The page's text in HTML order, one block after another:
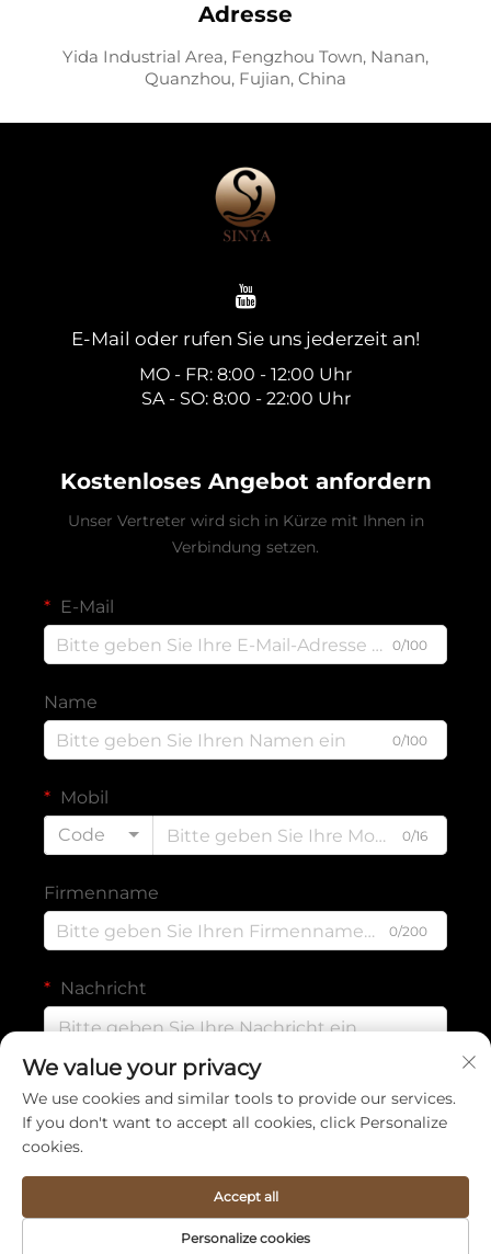
Adresse
Yida Industrial Area, Fengzhou Town, Nanan,
Quanzhou, Fujian, China
E-Mail oder rufen Sie uns jederzeit an!
MO - FR: 8:00 - 12:00 Uhr
SA - SO: 8:00 - 22:00 Uhr
Kostenloses Angebot anfordern
Unser Vertreter wird sich in Kürze mit Ihnen in
Verbindung setzen.
E-Mail
0/100
Name
0/100
Mobil
Code
0/16
Firmenname
0/200
Nachricht
0/1000
Copyright © Quanzhou Sinya Crafts Co., Ltd. Alle Rechte
We value your privacy
We use cookies and similar tools to provide our services.
If you don't want to accept all cookies, click Personalize
cookies.
Personalize cookies
Accept all